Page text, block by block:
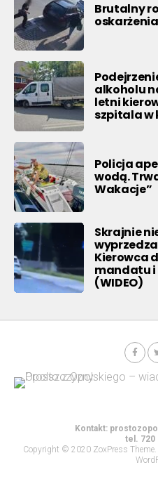
Brutalny
alkoholu
letni
szpitala
Policja
wodą.
Wakacje”
Skrajnie
Kierowca
mandatu i
(WIDEO)
Kontakt:
tel. 720
Copyright © 2020 ZoxPress Theme.